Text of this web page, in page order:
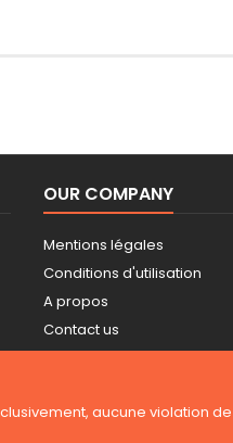
OUR COMPANY
Mentions légales
Conditions d'utilisation
A propos
Contact us
Sitemap
aucune violation